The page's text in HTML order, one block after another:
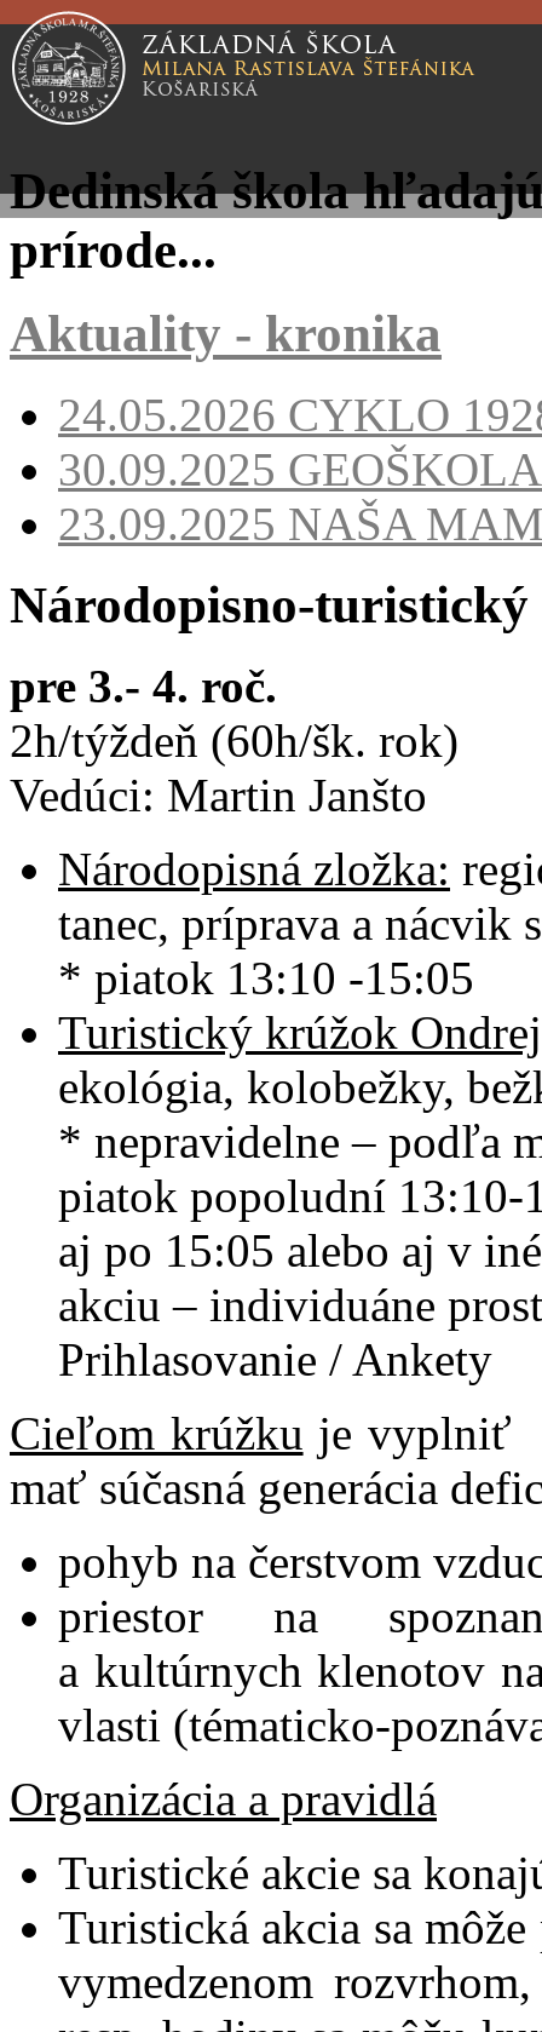
Dedinská škola
prírode...
Aktuality - kronika
24.05.2026 CYKLO
30.09.2025
23.09.2025 NAŠA
Národopisno-
pre 3.- 4. roč.
2h/týždeň (60h/šk. rok)
Vedúci: Martin Janšto
Národopisná zložka:
tanec, príprava a
* piatok 13:10 -15:05
Turistický krúžok
ekológia, kolobežky,
* nepravidelne – podľa
piatok popoludní 13:10-
aj po 15:05 alebo aj v
akciu – individuáne
Prihlasovanie / Ankety
Cieľom krúžku je vyplniť
mať súčasná generácia
pohyb na čerstvom
priestor na
a kultúrnych klenotov
vlasti (tématicko-
Organizácia a pravidlá
Turistické akcie sa
Turistická akcia sa
vymedzenom